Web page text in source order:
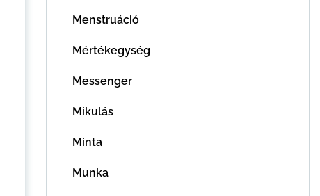
Menstruáció
Mértékegység
Messenger
Mikulás
Minta
Munka